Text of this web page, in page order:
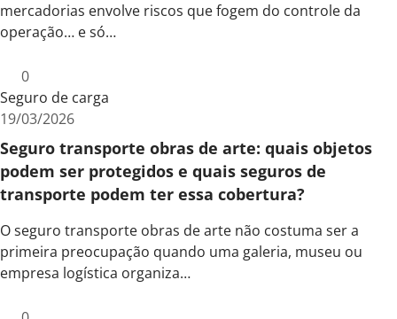
mercadorias envolve riscos que fogem do controle da
operação… e só…
0
Seguro de carga
19/03/2026
Seguro transporte obras de arte: quais objetos
podem ser protegidos e quais seguros de
transporte podem ter essa cobertura?
O seguro transporte obras de arte não costuma ser a
primeira preocupação quando uma galeria, museu ou
empresa logística organiza…